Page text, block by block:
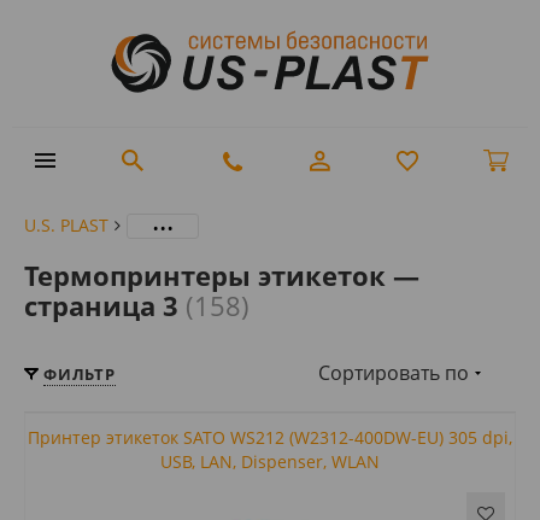
U.S. PLAST ...
Термопринтеры этикеток —
страница 3 (158)
ФИЛЬТР Сортировать по
Принтер этикеток SATO WS212 (W2312-400DW-EU) 305 dpi,
USB, LAN, Dispenser, WLAN